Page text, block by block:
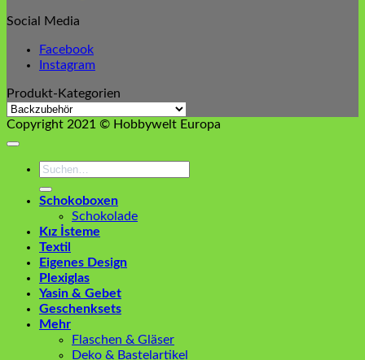
Social Media
Facebook
Instagram
Produkt-Kategorien
Copyright 2021 © Hobbywelt Europa
Suchen
Schokoboxen
Schokolade
Kız İsteme
Textil
Eigenes Design
Plexiglas
Yasin & Gebet
Geschenksets
Mehr
Flaschen & Gläser
Deko & Bastelartikel